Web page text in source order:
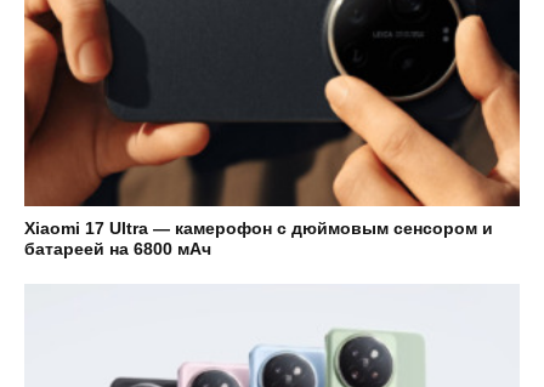
Xiaomi 17 Ultra — камерофон с дюймовым сенсором и
батареей на 6800 мАч